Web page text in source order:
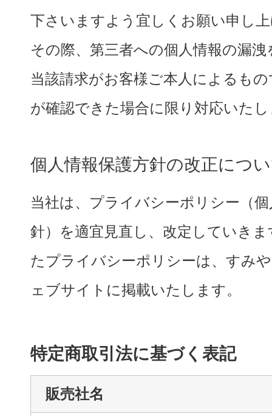
下さいますよう宜しくお願い申し
その際、第三者への個人情報の漏
当該請求がお客様ご本人によるも
が確認できた場合に限り対応いた
個人情報保護方針の改正につ
当社は、プライバシーポリシー（
針）を適宜見直し、改定していき
たプライバシーポリシーは、すみ
ェブサイトに掲載いたします。
特定商取引法に基づく表記
販売社名